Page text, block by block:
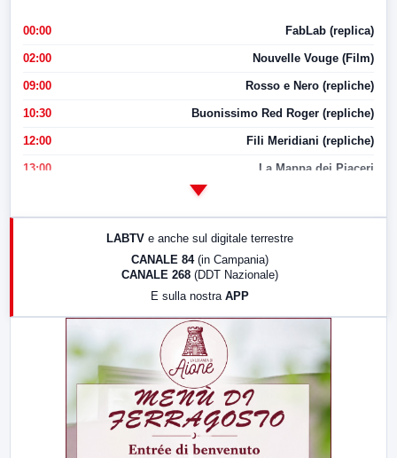
00:00 FabLab (replica)
02:00 Nouvelle Vouge (Film)
09:00 Rosso e Nero (repliche)
10:30 Buonissimo Red Roger (repliche)
12:00 Fili Meridiani (repliche)
13:00 La Mappa dei Piaceri
17:00 LabNews (replica)
LABTV e anche sul digitale terrestre
CANALE 84 (in Campania)
CANALE 268 (DDT Nazionale)
E sulla nostra APP